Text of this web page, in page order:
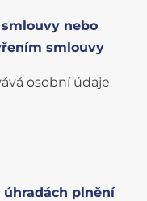
nebo
smlouvy
osobní údaje
úhradách plnění